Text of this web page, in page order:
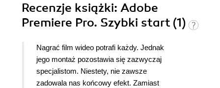
Recenzje książki: Adobe
Premiere Pro. Szybki start (1)
Nagrać film wideo potrafi każdy. Jednak
jego montaż pozostawia się zazwyczaj
specjalistom. Niestety, nie zawsze
zadowala nas końcowy efekt. Zamiast